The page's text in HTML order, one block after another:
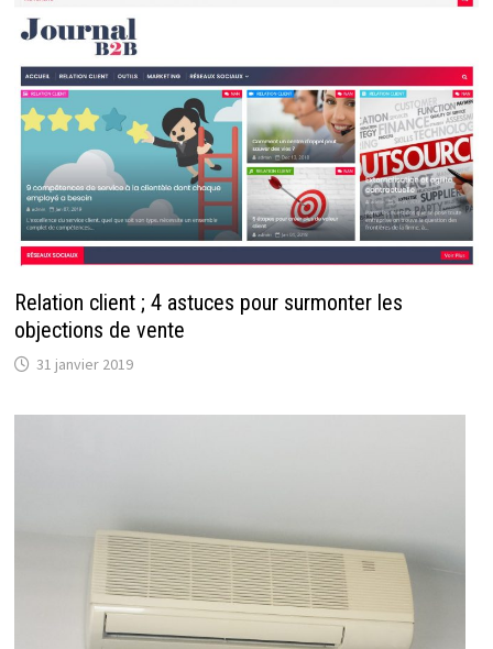
Relation client ; 4 astuces pour surmonter les
objections de vente
31 janvier 2019